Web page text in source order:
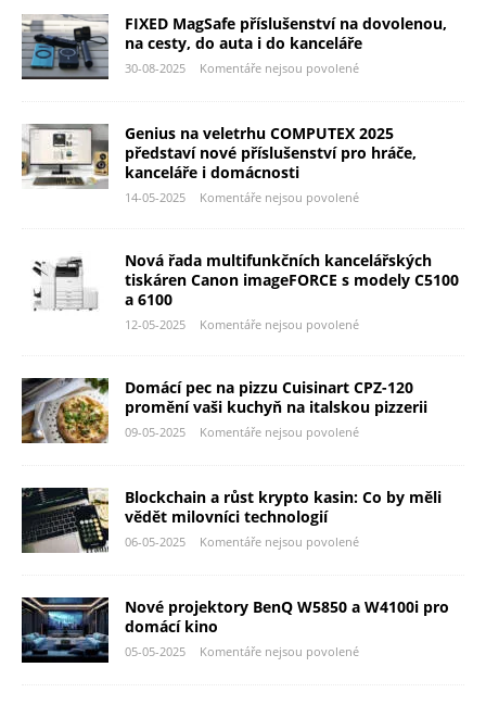
FIXED MagSafe příslušenství na dovolenou,
na cesty, do auta i do kanceláře
30-08-2025 Komentáře nejsou povolené
Genius na veletrhu COMPUTEX 2025
představí nové příslušenství pro hráče,
kanceláře i domácnosti
14-05-2025 Komentáře nejsou povolené
Nová řada multifunkčních kancelářských
tiskáren Canon imageFORCE s modely C5100
a 6100
12-05-2025 Komentáře nejsou povolené
Domácí pec na pizzu Cuisinart CPZ-120
promění vaši kuchyň na italskou pizzerii
09-05-2025 Komentáře nejsou povolené
Blockchain a růst krypto kasin: Co by měli
vědět milovníci technologií
06-05-2025 Komentáře nejsou povolené
Nové projektory BenQ W5850 a W4100i pro
domácí kino
05-05-2025 Komentáře nejsou povolené